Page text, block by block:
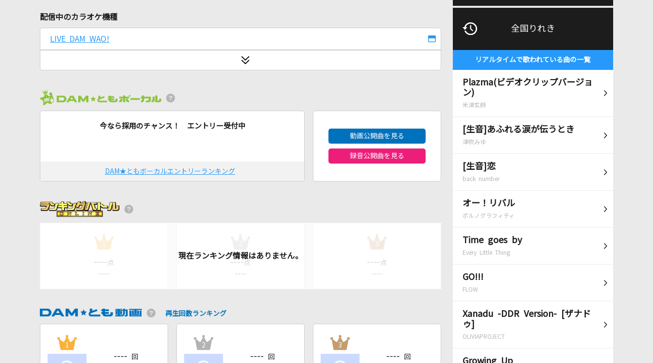
全国りれき
リアルタイムで歌われている曲の一覧
Plazma(ビデオクリップバージョ
ン)
米津玄師
[生音]あふれる涙が伝うとき
津吹みゆ
[生音]恋
back number
オー！リバル
ポルノグラフィティ
Time goes by
Every Little Thing
GO!!!
FLOW
Xanadu -DDR Version- [ザナド
ゥ]
OLIVIAPROJECT
Growing Up
配信中のカラオケ機種
LIVE DAM WAO!
今なら採用のチャンス！ エントリー受付中
DAM★ともボーカルエントリーランキング
動画公開曲を見る
録音公開曲を見る
1
---- 点
----
---- 点
----
3
---- 点
----
再生回数ランキング
1
---- 回
2
---- 回
3
---- 回